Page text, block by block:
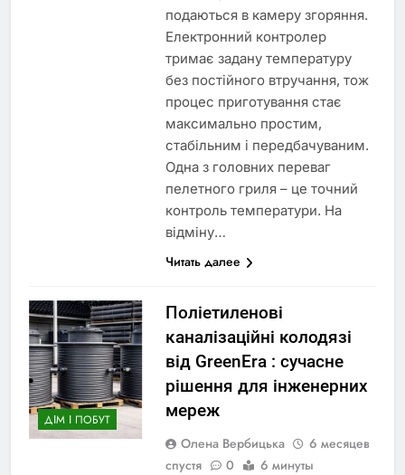
подаються в камеру згоряння.
Електронний контролер
тримає задану температуру
без постійного втручання, тож
процес приготування стає
максимально простим,
стабільним і передбачуваним.
Одна з головних переваг
пелетного гриля – це точний
контроль температури. На
відміну…
Читать далее
ДІМ І ПОБУТ
Поліетиленові
каналізаційні колодязі
від GreenEra : сучасне
рішення для інженерних
мереж
Олена Вербицька
6 месяцев
спустя
0 6 минуты